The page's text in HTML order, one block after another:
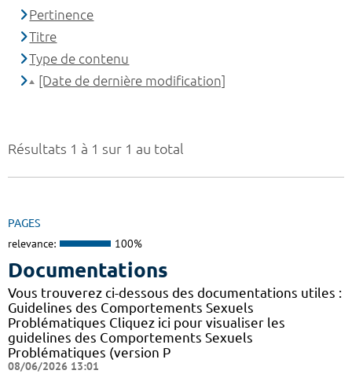
Résultats 1 à 1 sur 1 au total
PAGES
relevance: 100%
Documentations
Vous trouverez ci-dessous des documentations utiles :
Guidelines des Comportements Sexuels
Problématiques Cliquez ici pour visualiser les
guidelines des Comportements Sexuels
Problématiques (version P
08/06/2026 13:01
Pertinence
Titre
Type de contenu
[Date de dernière modification]